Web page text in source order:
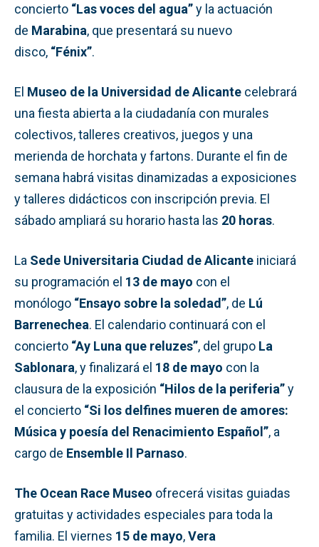
concierto “Las voces del agua”y la actuación
de Marabina, que presentará su nuevo
disco, “Fénix”.
El Museo de la Universidad de Alicante celebrará
una fiesta abierta a la ciudadanía con murales
colectivos, talleres creativos, juegos y una
merienda de horchata y fartons. Durante el fin de
semana habrá visitas dinamizadas a exposiciones
y talleres didácticos con inscripción previa. El
sábado ampliará su horario hasta las 20 horas.
La Sede Universitaria Ciudad de Alicante iniciará
su programación el 13 de mayo con el
monólogo “Ensayo sobre la soledad”, de Lú
Barrenechea. El calendario continuará con el
concierto “Ay Luna que reluzes”, del grupo La
Sablonara, y finalizará el 18 de mayo con la
clausura de la exposición “Hilos de la periferia”y
el concierto “Si los delfines mueren de amores:
Música y poesía del Renacimiento Español”, a
cargo de Ensemble Il Parnaso.
The Ocean Race Museo ofrecerá visitas guiadas
gratuitas y actividades especiales para toda la
familia. El viernes 15 de mayo,Vera